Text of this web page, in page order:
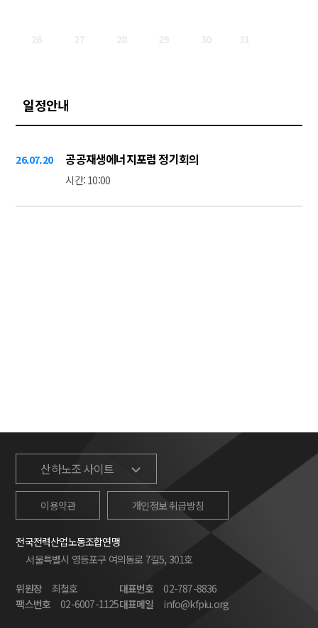
일정안내
26.07.20 공공재생에너지포럼 정기회의
시간: 10:00
산하노조 사이트
이용약관 개인정보 취급방침
전국전력산업노동조합연맹
서울특별시 영등포구 여의동로 7길5, 301호
위원장
최철호
팩스번호
02-6007-1125
대표번호
02-787-8836
대표메일
info@kfpiu.org